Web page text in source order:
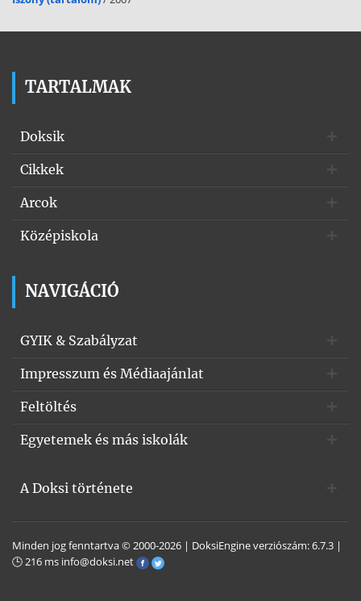
TARTALMAK
Doksik
Cikkek
Arcok
Középiskola
NAVIGÁCIÓ
GYIK & Szabályzat
Impresszum és Médiaajánlat
Feltöltés
Egyetemek és más iskolák
A Doksi története
Minden jog fenntartva © 2000-2026 | DoksiEngine verziószám: 6.7.3 |
🕒 216 ms info@doksi.net